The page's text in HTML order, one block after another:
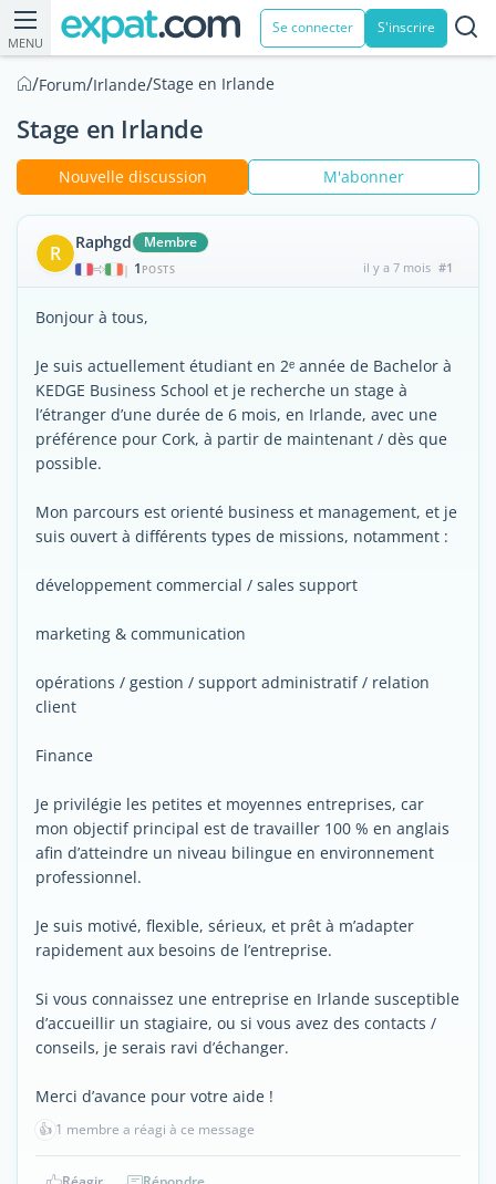
MENU
Se connecter S'inscrire
/Forum/Irlande/Stage en Irlande
Stage en Irlande
Nouvelle discussion M'abonner
R Raphgd Membre
| 1 POSTS il y a 7 mois #1
Bonjour à tous,
Je suis actuellement étudiant en 2ᵉ année de Bachelor à
KEDGE Business School et je recherche un stage à
l’étranger d’une durée de 6 mois, en Irlande, avec une
préférence pour Cork, à partir de maintenant / dès que
possible.
Mon parcours est orienté business et management, et je
suis ouvert à différents types de missions, notamment :
développement commercial / sales support
marketing & communication
opérations / gestion / support administratif / relation
client
Finance
Je privilégie les petites et moyennes entreprises, car
mon objectif principal est de travailler 100 % en anglais
afin d’atteindre un niveau bilingue en environnement
professionnel.
Je suis motivé, flexible, sérieux, et prêt à m’adapter
rapidement aux besoins de l’entreprise.
Si vous connaissez une entreprise en Irlande susceptible
d’accueillir un stagiaire, ou si vous avez des contacts /
conseils, je serais ravi d’échanger.
Merci d’avance pour votre aide !
👍 1 membre a réagi à ce message